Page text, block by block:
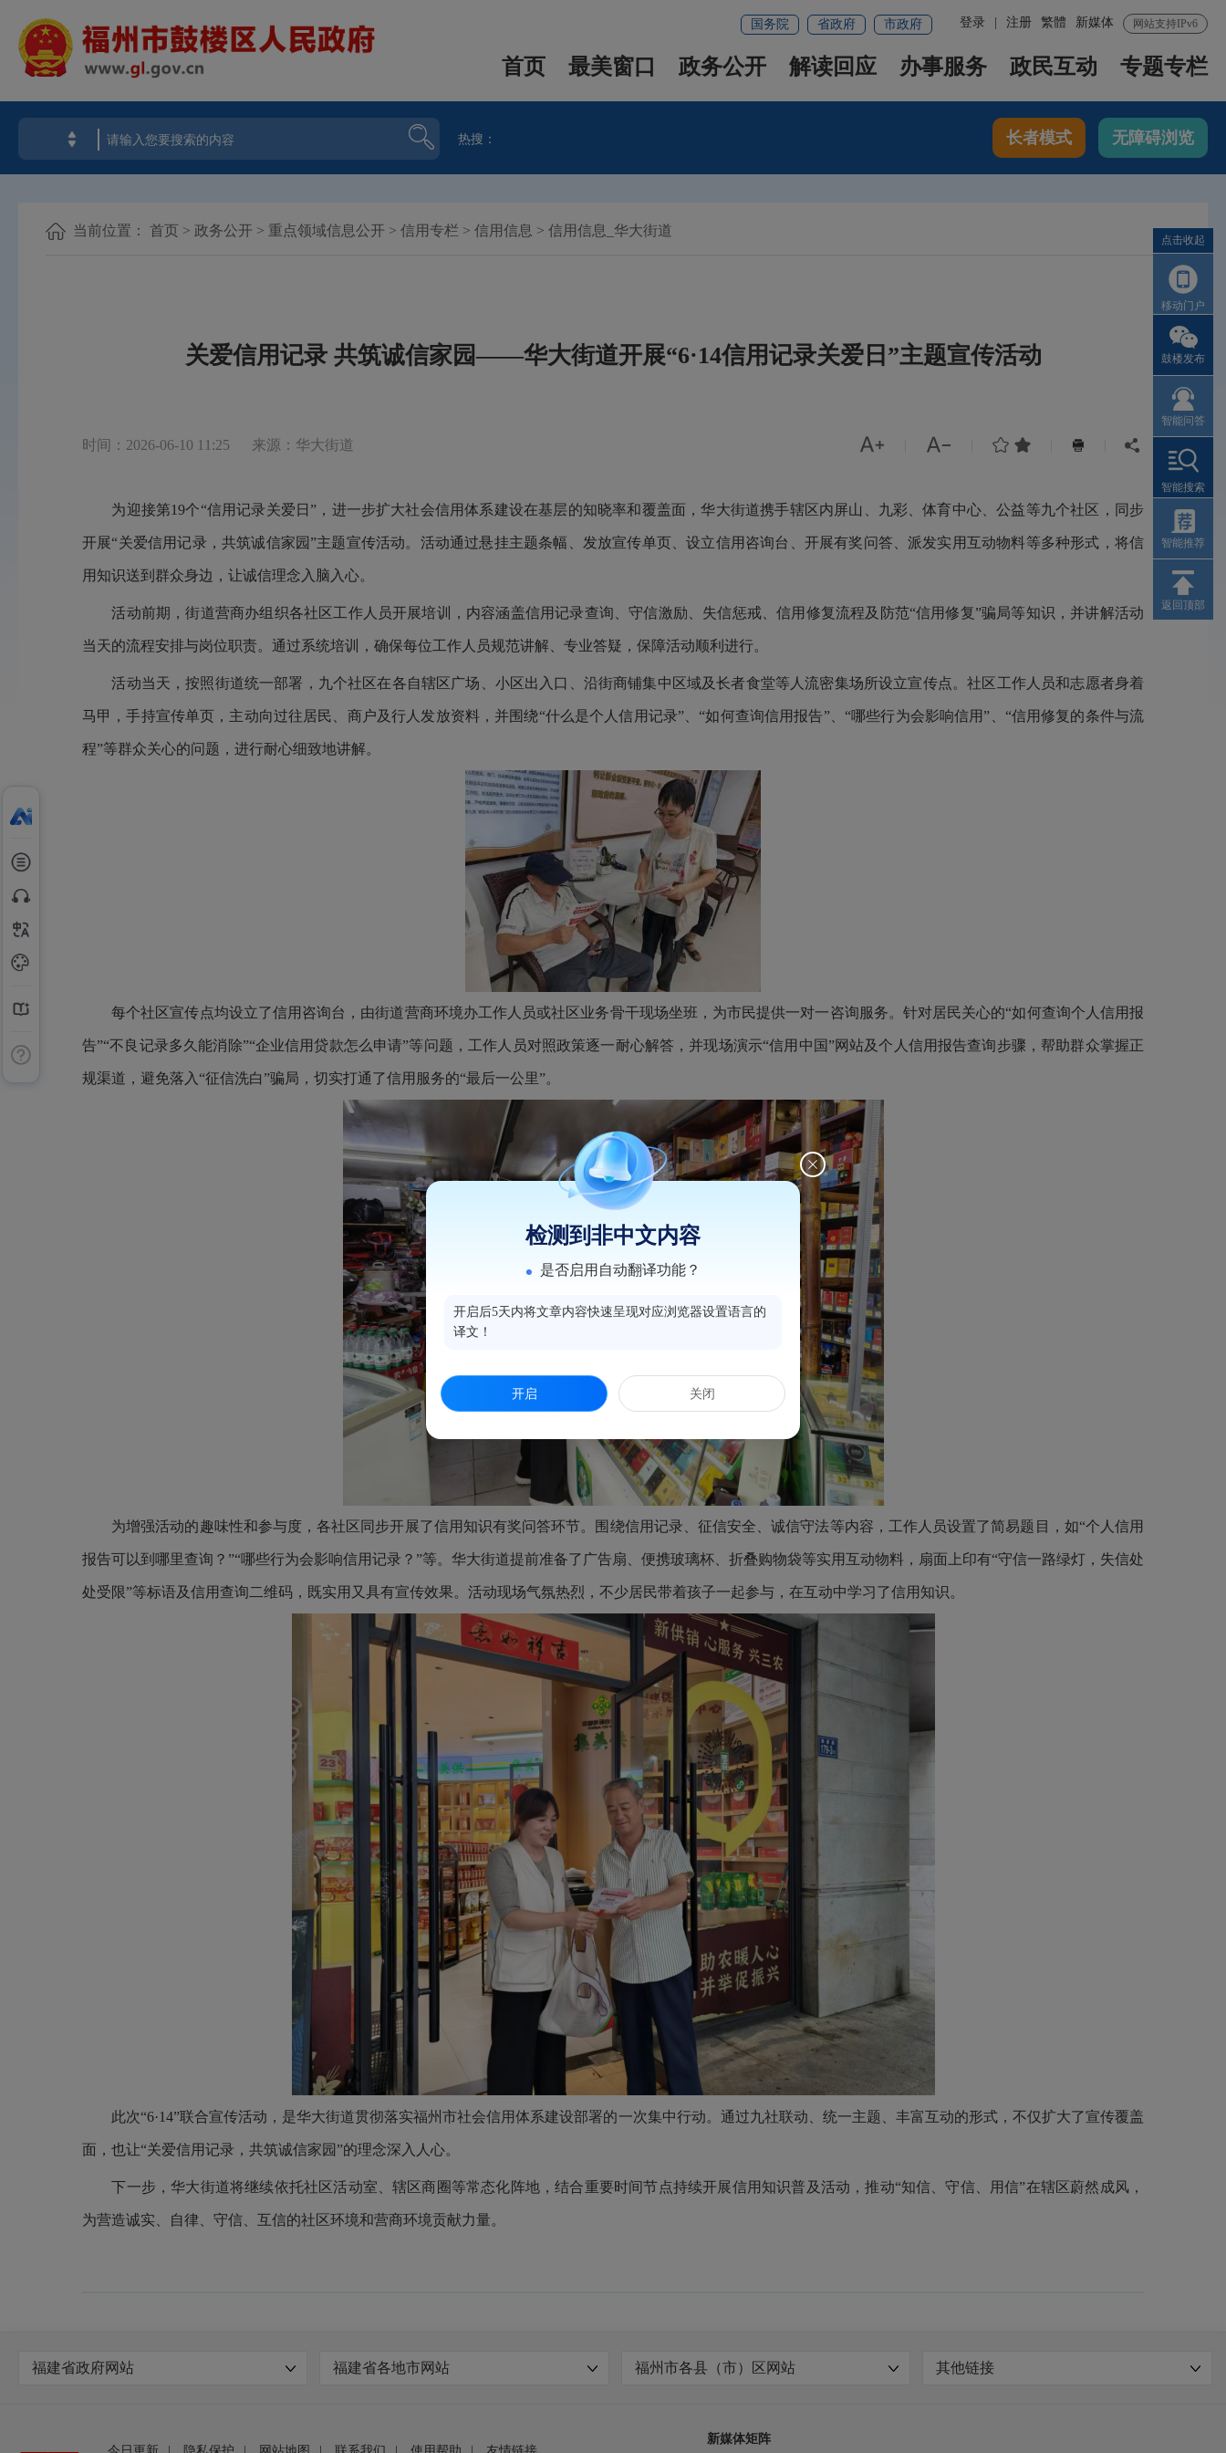
网站支持IPv6
新媒体
繁體
登录 注册
国务院 省政府 市政府
首页 最美窗口 政务公开 解读回应 办事服务 政民互动 专题专栏
热搜： 长者模式 无障碍浏览
当前位置： 首页 > 政务公开 > 重点领域信息公开 > 信用专栏 > 信用信息 > 信用信息_华大街道
关爱信用记录 共筑诚信家园——华大街道开展“6·14信用记录关爱日”主题宣传活动
时间：2026-06-10 11:25 来源：华大街道      
为迎接第19个“信用记录关爱日”，进一步扩大社会信用体系建设在基层的知晓率和覆盖面，华大街道携手辖区内屏山、九彩、体育中心、公益等九个社区，同步
开展“关爱信用记录，共筑诚信家园”主题宣传活动。活动通过悬挂主题条幅、发放宣传单页、设立信用咨询台、开展有奖问答、派发实用互动物料等多种形式，将信
用知识送到群众身边，让诚信理念入脑入心。
活动前期，街道营商办组织各社区工作人员开展培训，内容涵盖信用记录查询、守信激励、失信惩戒、信用修复流程及防范“信用修复”骗局等知识，并讲解活动
当天的流程安排与岗位职责。通过系统培训，确保每位工作人员规范讲解、专业答疑，保障活动顺利进行。
活动当天，按照街道统一部署， 九个社区在各自辖区广场、小区出入口、沿街商铺集中区域及长者食堂等人流密集场所设立宣传点。社区工作人员和志愿者身着
马甲，手持宣传单页，主动向过往居民、商户及行人发放资料，并围绕“什么是个人信用记录” “如何查询信用报告”、 “哪些行为会影响信用” “信用修复的条件与流
程”等群众关心的问题，进行耐心细致地讲解。
每个社区宣传点均设立了信用咨询台，由街道营商环境办工作人员或社区业务骨干现场坐班，为市民提供一对一咨询服务。针对居民关心的“如何查询个人信用报
告”“不良记录多久能消除”“企业信用贷款怎么申请”等问题，工作人员对照政策逐一耐心解答，并现场演示“信用中国”网站及个人信用报告查询步骤，帮助群众掌握正
规渠道，避免落入“征信洗白”骗局，切实打通了信用服务的“最后一公里”。
为增强活动的趣味性和参与度，各社区同步开展了信用知识有奖问答环节。围绕信用记录、征信安全、诚信守法等内容，工作人员设置了简易题目，如“个人信用
报告可以到哪里查询？”“哪些行为会影响信用记录？”等。 华大街道提前准备了广告扇、便携玻璃杯、折叠购物袋等实用互动物料，扇面上印有“守信一路绿灯，失信处
处受限”等标语及信用查询二维码，既实用又具有宣传效果。活动现场气氛热烈，不少居民带着孩子一起参与，在互动中学习了信用知识。
此次“6·14”联合宣传活动，是华大街道贯彻落实福州市社会信用体系建设部署的一次集中行动。通过九社联动、统一主题、丰富互动的形式，不仅扩大了宣传覆盖
面，也让“关爱信用记录，共筑诚信家园”的理念深入人心。
下一步，华大街道将继续依托社区活动室、辖区商圈 等常态化阵地，结合重要时间节点持续开展信用知识普及活动，推动“知信、守信、用信”在辖区蔚然成风，
为营造诚实、自律、守信、互信的社区环境和营商环境贡献力量。
福建省政府网站 福建省各地市网站 福州市各县（市）区网站 其他链接
新媒体矩阵
点击收起
移动门户
鼓楼发布
智能问答
智能搜索
智能推荐
返回顶部
检测到非中文内容
是否启用自动翻译功能？
开启后5天内将文章内容快速呈现对应浏览器设置语言的
译文！
开启 关闭